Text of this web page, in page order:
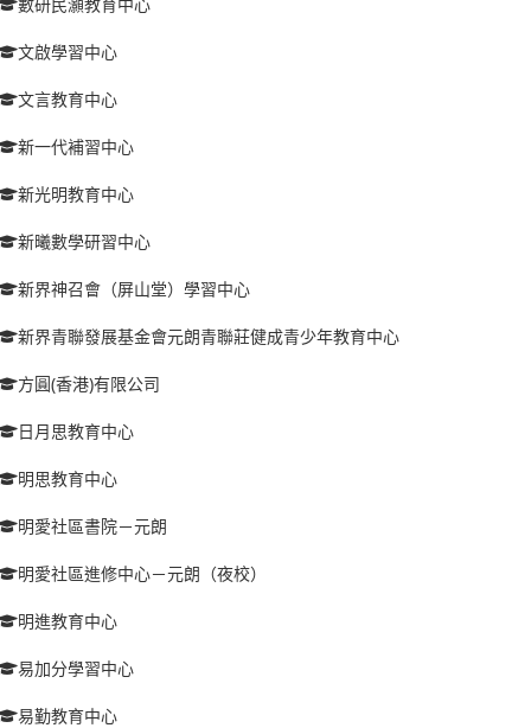
文啟學習中心
文言教育中心
新一代補習中心
新光明教育中心
新曦數學研習中心
新界神召會（屏山堂）學習中心
新界青聯發展基金會元朗青聯莊健成青少年教育中心
方圓(香港)有限公司
日月思教育中心
明思教育中心
明愛社區書院－元朗
明愛社區進修中心－元朗（夜校）
明進教育中心
易加分學習中心
易勤教育中心